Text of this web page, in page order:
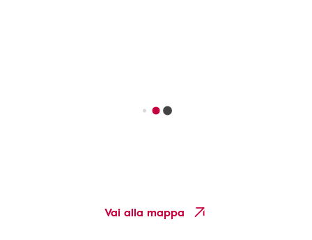
Vai alla mappa